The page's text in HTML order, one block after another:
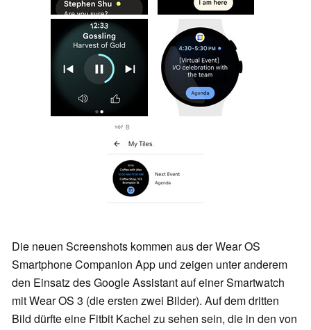
Die neuen Screenshots kommen aus der Wear OS
Smartphone Companion App und zeigen unter anderem
den Einsatz des Google Assistant auf einer Smartwatch
mit Wear OS 3 (die ersten zwei Bilder). Auf dem dritten
Bild dürfte eine Fitbit Kachel zu sehen sein, die in den von